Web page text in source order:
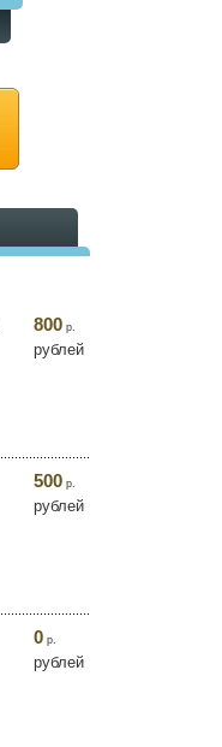
800 р.
рублей
500 р.
рублей
0 р.
рублей